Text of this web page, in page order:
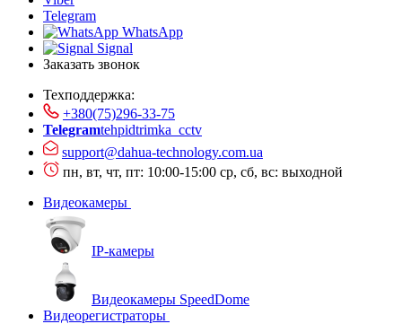
Telegram
WhatsApp
Signal
Заказать звонок
Техподдержка:
+380(75)296-33-75
Telegramtehpidtrimka_cctv
support@dahua-technology.com.ua
пн, вт, чт, пт: 10:00-15:00 ср, сб, вс: выходной
Видеокамеры
IP-камеры
Видеокамеры SpeedDome
Видеорегистраторы